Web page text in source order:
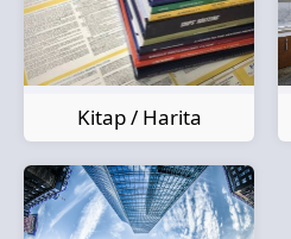
Kitap / Harita